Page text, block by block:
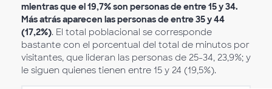
mientras que el 19,7% son personas de entre 15 y 34.
Más atrás aparecen las personas de entre 35 y 44
(17,2%). El total poblacional se corresponde
bastante con el porcentual del total de minutos por
visitantes, que lideran las personas de 25-34, 23,9%; y
le siguen quienes tienen entre 15 y 24 (19,5%).